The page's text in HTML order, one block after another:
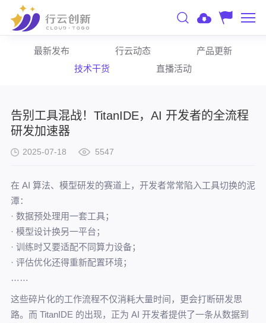
最新发布 行云动态
产品更新
技术干货
直播活动
告别工具混战！TitanIDE，AI 开发者的全流程
研发加速器
2025-07-18 5547
在 AI 算法、模型研发的赛道上，开发者常常陷入工具切换的泥
潭：
· 数据预处理用一套工具；
· 模型设计换另一平台；
· 训练时又要适配不同算力设备；
· 评估优化还得重新配置环境；
……
这些碎片化的工作流程不仅消耗大量时间，更会打断研发思
路。而 TitanIDE 的出现，正为 AI 开发者提供了一条从数据到